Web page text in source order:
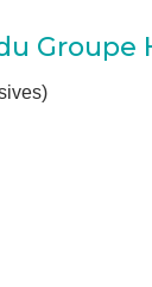
Groupe